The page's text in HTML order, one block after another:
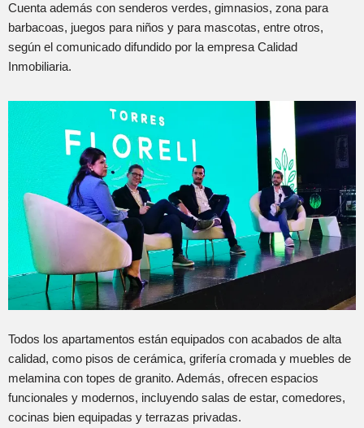
Cuenta además con senderos verdes, gimnasios, zona para
barbacoas, juegos para niños y para mascotas, entre otros,
según el comunicado difundido por la empresa Calidad
Inmobiliaria.
Todos los apartamentos están equipados con acabados de alta
calidad, como pisos de cerámica, grifería cromada y muebles de
melamina con topes de granito. Además, ofrecen espacios
funcionales y modernos, incluyendo salas de estar, comedores,
cocinas bien equipadas y terrazas privadas.